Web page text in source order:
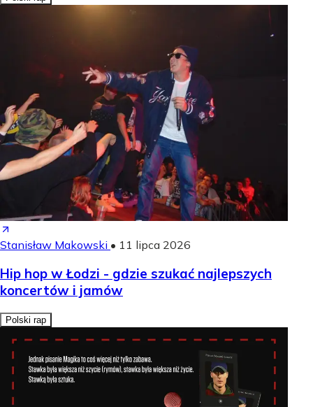
Stanisław Makowski • 11 lipca 2026
Hip hop w Łodzi - gdzie szukać najlepszych
koncertów i jamów
Polski rap